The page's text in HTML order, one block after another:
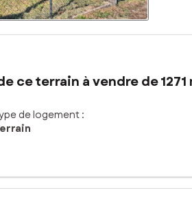
ce terrain à vendre de 1271
de logement :